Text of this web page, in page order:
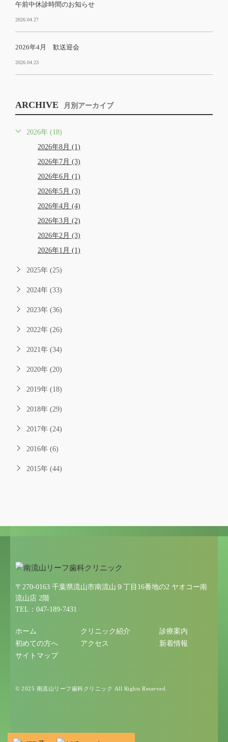
午前中休診時間のお知らせ
2026.04.27
2026年4月 歓送迎会
2026.04.23
ARCHIVE 月別アーカイブ
2026年 (18)
2026年8月 (1)
2026年7月 (3)
2026年6月 (1)
2026年5月 (3)
2026年4月 (4)
2026年3月 (2)
2026年2月 (3)
2026年1月 (1)
2025年 (25)
2024年 (33)
2023年 (36)
2022年 (26)
2021年 (34)
2020年 (20)
2019年 (18)
2018年 (29)
2017年 (24)
2016年 (6)
2015年 (44)
〒270-0163 千葉県流山市南流山９丁目16番地の2 ヤオコー南
流山店 2階
TEL：047-189-7431
ホーム クリニック紹介
診療案内
初めての方へ
アクセス
新着情報
サイトマップ
© 2025 南流山リーフ歯科クリニック All Rights Reserved.